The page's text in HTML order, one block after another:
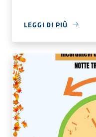
LEGGI DI PIÙ